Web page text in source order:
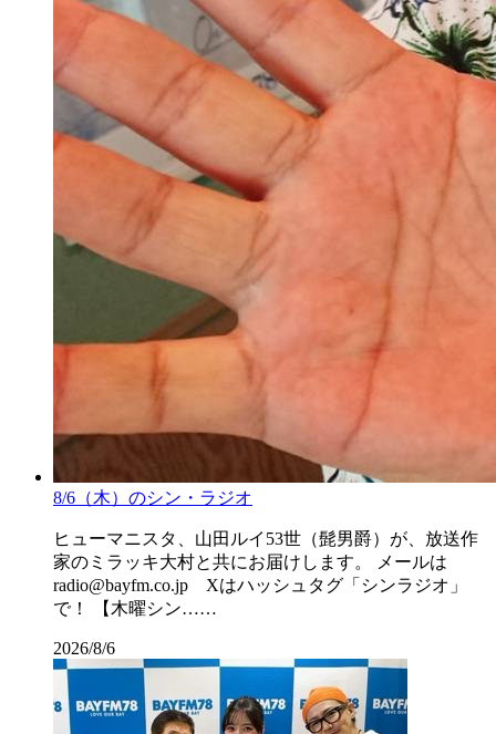
8/6（木）のシン・ラジオ
ヒューマニスタ、山田ルイ53世（髭男爵）が、放送作
家のミラッキ大村と共にお届けします。 メールは
radio@bayfm.co.jp Xはハッシュタグ「シンラジオ」
で！ 【木曜シン……
2026/8/6